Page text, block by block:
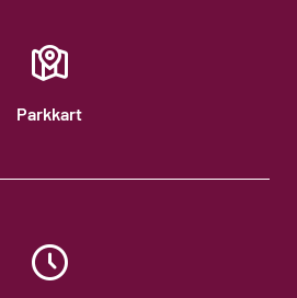
Parkkart